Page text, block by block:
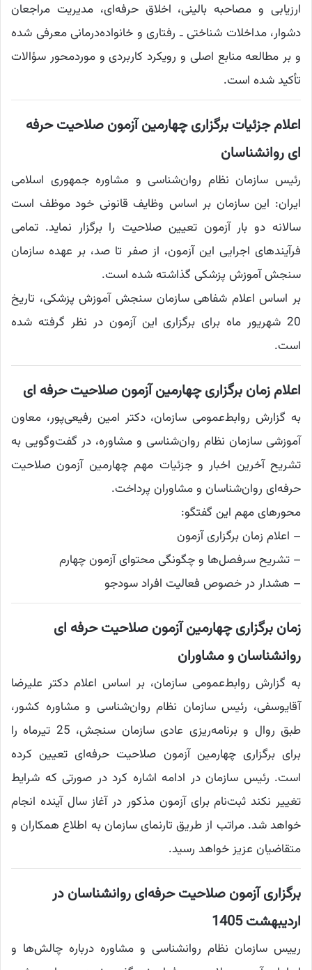
ارزیابی و مصاحبه بالینی، اخلاق حرفه‌ای، مدیریت مراجعان
دشوار، مداخلات شناختی ـ رفتاری و خانواده‌درمانی معرفی شده
و بر مطالعه منابع اصلی و رویکرد کاربردی و موردمحور سؤالات
تأکید شده است.
اعلام جزئیات برگزاری چهارمین آزمون صلاحیت حرفه
ای روانشناسان
رئیس سازمان نظام روان‌شناسی و مشاوره جمهوری اسلامی
ایران: این سازمان بر اساس وظایف قانونی خود موظف است
سالانه دو بار آزمون تعیین صلاحیت را برگزار نماید. تمامی
فرآیندهای اجرایی این آزمون، از صفر تا صد، بر عهده سازمان
سنجش آموزش پزشکی گذاشته شده است.
بر اساس اعلام شفاهی سازمان سنجش آموزش پزشکی، تاریخ
20 شهریور ماه برای برگزاری این آزمون در نظر گرفته شده
است.
اعلام زمان برگزاری چهارمین آزمون صلاحیت حرفه ای
به گزارش روابط‌عمومی سازمان، دکتر امین رفیعی‌پور، معاون
آموزشی سازمان نظام روان‌شناسی و مشاوره، در گفت‌وگویی به
تشریح آخرین اخبار و جزئیات مهم چهارمین آزمون صلاحیت
حرفه‌ای روان‌شناسان و مشاوران پرداخت.
محورهای مهم این گفتگو:
– اعلام زمان برگزاری آزمون
– تشریح سرفصل‌ها و چگونگی محتوای آزمون چهارم
– هشدار در خصوص فعالیت افراد سودجو
زمان برگزاری چهارمین آزمون صلاحیت حرفه ای
روانشناسان و مشاوران
به گزارش روابط‌عمومی سازمان، بر اساس اعلام دکتر علیرضا
آقایوسفی، رئیس سازمان نظام روان‌شناسی و مشاوره کشور،
طبق روال و برنامه‌ریزی عادی سازمان سنجش، 25 تیرماه را
برای برگزاری چهارمین آزمون صلاحیت حرفه‌ای تعیین کرده
است. رئیس سازمان در ادامه اشاره کرد در صورتی که شرایط
تغییر نکند ثبت‌نام برای آزمون مذکور در آغاز سال آینده انجام
خواهد شد. مراتب از طریق تارنمای سازمان به اطلاع همکاران و
متقاضیان عزیز خواهد رسید.
برگزاری آزمون صلاحیت حرفه‌ای روانشناسان در
اردیبهشت 1405
رییس سازمان نظام روانشناسی و مشاوره درباره چالش‌ها و